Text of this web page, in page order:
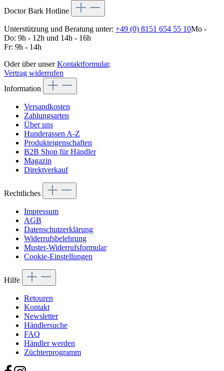
Doctor Bark Hotline
Unterstützung und Beratung unter: +49 (0) 8151 654 55 10Mo -
Do: 9h - 12h und 14h - 16h
Fr: 9h - 14h
Oder über unserKontaktformular.
Vertrag widerrufen
Information
Versandkosten
Zahlungsarten
Über uns
Hunderassen A-Z
Produkteigenschaften
B2B Shop für Händler
Magazin
Direktverkauf
Rechtliches
Impressum
AGB
Datenschutzerklärung
Widerrufsbelehrung
Muster-Widerrufsformular
Cookie-Einstellungen
Hilfe
Retouren
Kontakt
Newsletter
Händlersuche
FAQ
Händler werden
Züchterprogramm